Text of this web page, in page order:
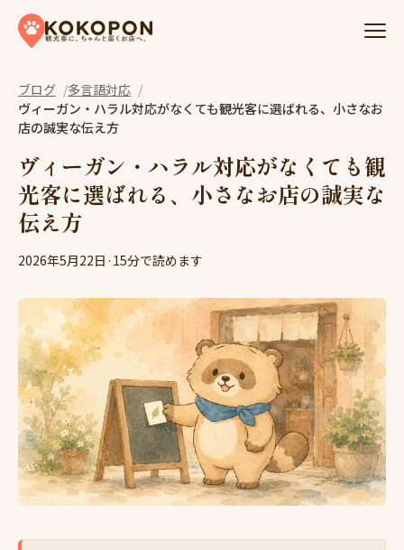
Skip to content
ブログ
多言語対応
ヴィーガン・ハラル対応がなくても観光客に選ばれる、小さなお
店の誠実な伝え方
ヴィーガン・ハラル対応がなくても観
光客に選ばれる、小さなお店の誠実な
伝え方
2026年5月22日 · 15分で読めます